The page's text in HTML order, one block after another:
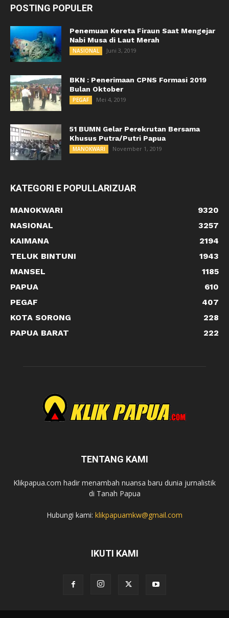
POSTING POPULER
Penemuan Kereta Firaun Saat Mengejar
Nabi Musa di Laut Merah
NASIONAL Juni 3, 2019
BKN : Penerimaan CPNS Formasi 2019
Bulan Oktober
PEGAF Mei 4, 2019
51 BUMN Gelar Perekrutan Bersama
Khusus Putra/Putri Papua
MANOKWARI November 1, 2019
KATEGORI E POPULLARIZUAR
MANOKWARI
9320
NASIONAL
3257
KAIMANA
2194
TELUK BINTUNI
1943
MANSEL
1185
PAPUA
610
PEGAF
407
KOTA SORONG
228
PAPUA BARAT
222
TENTANG KAMI
Klikpapua.com hadir menambah nuansa baru dunia jurnalistik
di Tanah Papua
Hubungi kami: klikpapuamkw@gmail.com
IKUTI KAMI